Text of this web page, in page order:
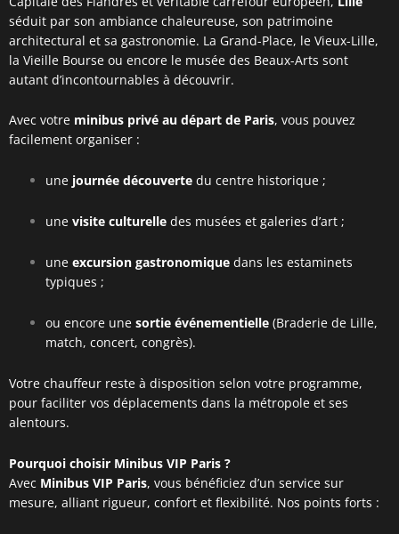
séduit par son ambiance chaleureuse, son patrimoine
architectural et sa gastronomie. La Grand-Place, le Vieux-Lille,
la Vieille Bourse ou encore le musée des Beaux-Arts sont
autant d’incontournables à découvrir.
Avec votre minibus privé au départ de Paris, vous pouvez
facilement organiser :
une journée découverte du centre historique ;
unevisite culturelle des musées et galeries d’art ;
uneexcursion gastronomique dans les estaminets
typiques ;
ou encore unesortie événementielle (Braderie de Lille,
match, concert, congrès).
Votre chauffeur reste à disposition selon votre programme,
pour faciliter vos déplacements dans la métropole et ses
alentours.
Pourquoi choisir Minibus VIP Paris ?
Avec Minibus VIP Paris, vous bénéficiez d’un service sur
mesure, alliant rigueur, confort et flexibilité. Nos points forts :